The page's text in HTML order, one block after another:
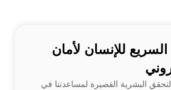
للإنسان لأمان
البشرية القصيرة لمساعدتنا في